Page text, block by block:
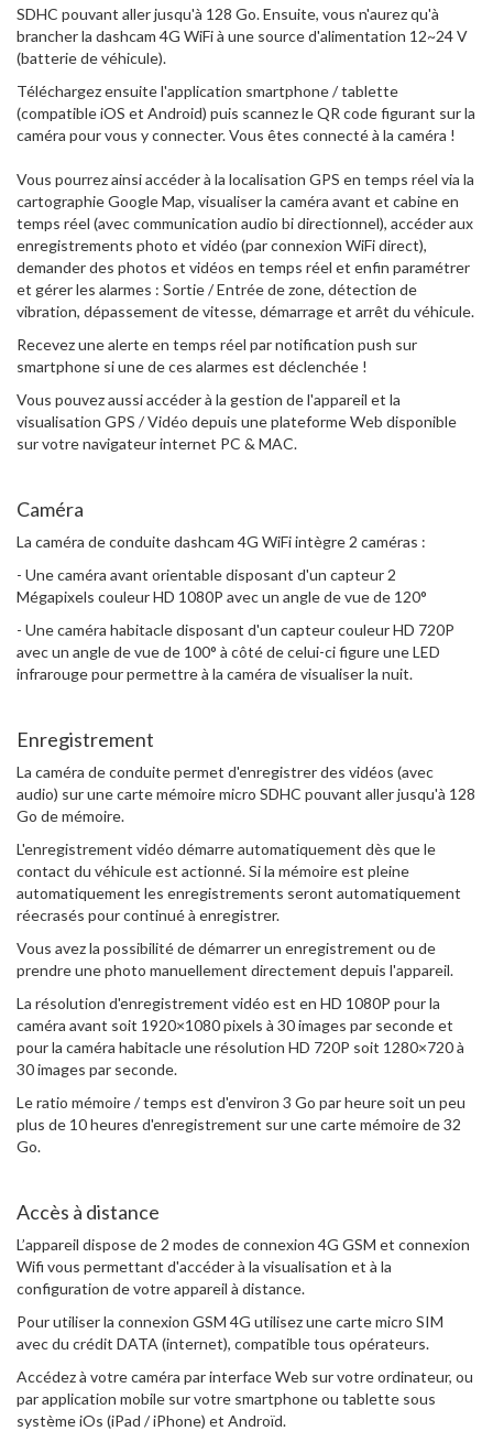
SDHC pouvant aller jusqu'à 128 Go. Ensuite, vous n'aurez qu'à
brancher la dashcam 4G WiFi à une source d'alimentation 12~24 V
(batterie de véhicule).
Téléchargez ensuite l'application smartphone / tablette
(compatible iOS et Android) puis scannez le QR code figurant sur la
caméra pour vous y connecter. Vous êtes connecté à la caméra !
Vous pourrez ainsi accéder à la localisation GPS en temps réel via la
cartographie Google Map, visualiser la caméra avant et cabine en
temps réel (avec communication audio bi directionnel), accéder aux
enregistrements photo et vidéo (par connexion WiFi direct),
demander des photos et vidéos en temps réel et enfin paramétrer
et gérer les alarmes : Sortie / Entrée de zone, détection de
vibration, dépassement de vitesse, démarrage et arrêt du véhicule.
Recevez une alerte en temps réel par notification push sur
smartphone si une de ces alarmes est déclenchée !
Vous pouvez aussi accéder à la gestion de l'appareil et la
visualisation GPS / Vidéo depuis une plateforme Web disponible
sur votre navigateur internet PC & MAC.
Caméra
La caméra de conduite dashcam 4G WiFi intègre 2 caméras :
- Une caméra avant orientable disposant d'un capteur 2
Mégapixels couleur HD 1080P avec un angle de vue de 120°
- Une caméra habitacle disposant d'un capteur couleur HD 720P
avec un angle de vue de 100° à côté de celui-ci figure une LED
infrarouge pour permettre à la caméra de visualiser la nuit.
Enregistrement
La caméra de conduite permet d'enregistrer des vidéos (avec
audio) sur une carte mémoire micro SDHC pouvant aller jusqu'à 128
Go de mémoire.
L'enregistrement vidéo démarre automatiquement dès que le
contact du véhicule est actionné. Si la mémoire est pleine
automatiquement les enregistrements seront automatiquement
réecrasés pour continué à enregistrer.
Vous avez la possibilité de démarrer un enregistrement ou de
prendre une photo manuellement directement depuis l'appareil.
La résolution d'enregistrement vidéo est en HD 1080P pour la
caméra avant soit 1920×1080 pixels à 30 images par seconde et
pour la caméra habitacle une résolution HD 720P soit 1280×720 à
30 images par seconde.
Le ratio mémoire / temps est d'environ 3 Go par heure soit un peu
plus de 10 heures d'enregistrement sur une carte mémoire de 32
Go.
Accès à distance
L’appareil dispose de 2 modes de connexion 4G GSM et connexion
Wifi vous permettant d'accéder à la visualisation et à la
configuration de votre appareil à distance.
Pour utiliser la connexion GSM 4G utilisez une carte micro SIM
avec du crédit DATA (internet), compatible tous opérateurs.
Accédez à votre caméra par interface Web sur votre ordinateur, ou
par application mobile sur votre smartphone ou tablette sous
système iOs (iPad / iPhone) et Androïd.